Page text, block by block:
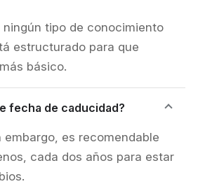
ningún tipo de conocimiento
estructurado para que
básico.
fecha de caducidad?
embargo, es recomendable
cada dos años para estar